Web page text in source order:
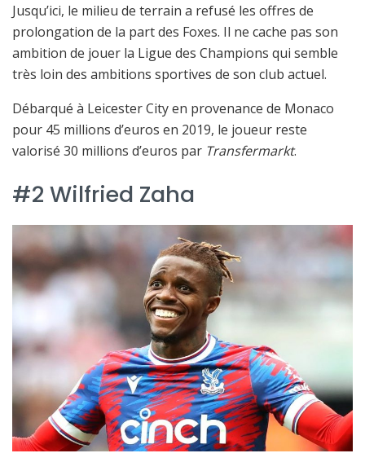
Jusqu’ici, le milieu de terrain a refusé les offres de
prolongation de la part des Foxes. Il ne cache pas son
ambition de jouer la Ligue des Champions qui semble
très loin des ambitions sportives de son club actuel.
Débarqué à Leicester City en provenance de Monaco
pour 45 millions d’euros en 2019, le joueur reste
valorisé 30 millions d’euros par Transfermarkt.
#2 Wilfried Zaha